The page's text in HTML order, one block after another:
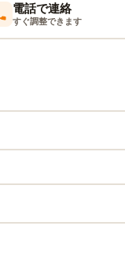
電話で連絡
すぐ調整できます